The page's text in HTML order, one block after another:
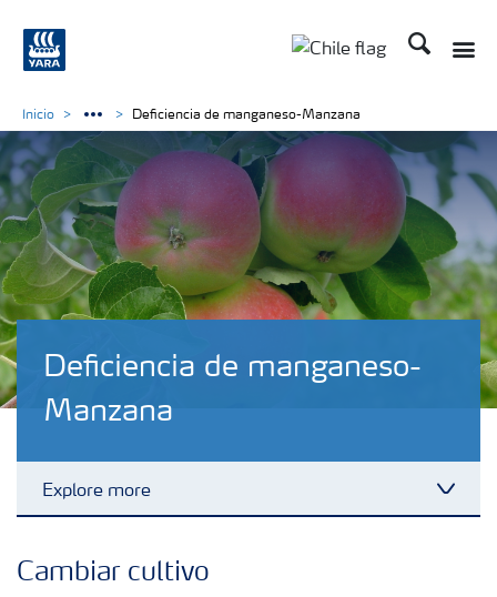
Buscar
Deficiencia de manganeso-
Manzana
Explore more
Inicio Deficiencia de manganeso-Manzana
Cambiar cultivo